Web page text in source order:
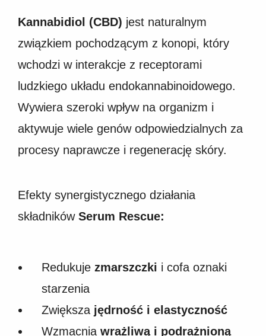
Kannabidiol (CBD) jest naturalnym
związkiem pochodzącym z konopi, który
wchodzi w interakcje z receptorami
ludzkiego układu endokannabinoidowego.
Wywiera szeroki wpływ na organizm i
aktywuje wiele genów odpowiedzialnych za
procesy naprawcze i regenerację skóry.
Efekty synergistycznego działania
składników Serum Rescue:
Redukuje zmarszczki i cofa oznaki
starzenia
Zwiększa jędrność i elastyczność
Wzmacnia wrażliwą i podrażnioną